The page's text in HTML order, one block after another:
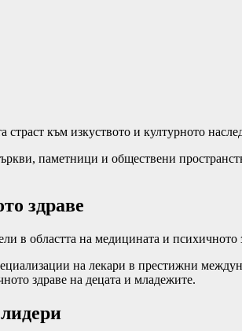
към изкуството и културното
паметници и обществени
здраве
в областта на медицината и психичното
на лекари в престижни
здраве на децата и младежите.